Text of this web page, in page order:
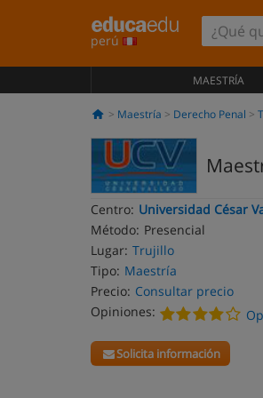
perú
MAESTRÍA
Maestría Derecho Penal
Centro: Universidad César
Método: Presencial
Lugar: Trujillo
Tipo: Maestría
Precio: Consultar precio
Opiniones:
Solicita información